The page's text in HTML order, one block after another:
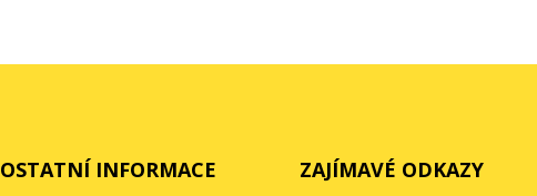
OSTATNÍ INFORMACE ZAJÍMAVÉ ODKAZY